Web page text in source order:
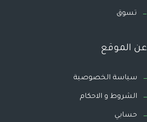
تسوق
عن الموقع
سياسة الخصوصية
الشروط و الاحكام
حسابي